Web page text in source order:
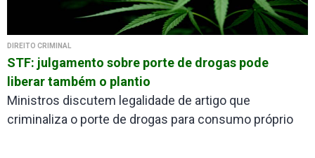
DIREITO CRIMINAL
STF: julgamento sobre porte de drogas pode
liberar também o plantio
Ministros discutem legalidade de artigo que
criminaliza o porte de drogas para consumo próprio